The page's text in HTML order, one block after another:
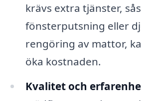
krävs extra tjänster,
fönsterputsning eller
rengöring av mattor,
öka kostnaden.
Kvalitet och